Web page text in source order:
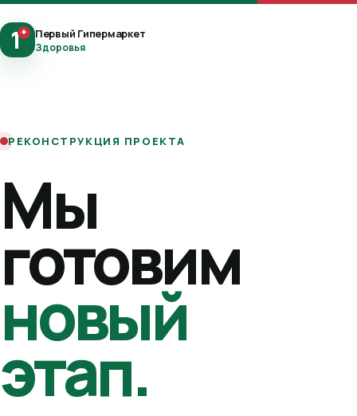
1+ Первый Гипермаркет
Здоровья
РЕКОНСТРУКЦИЯ ПРОЕКТА
Мы
готовим
новый
этап.